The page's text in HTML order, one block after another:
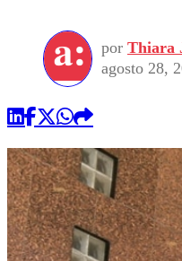
por Thiara
agosto 28,